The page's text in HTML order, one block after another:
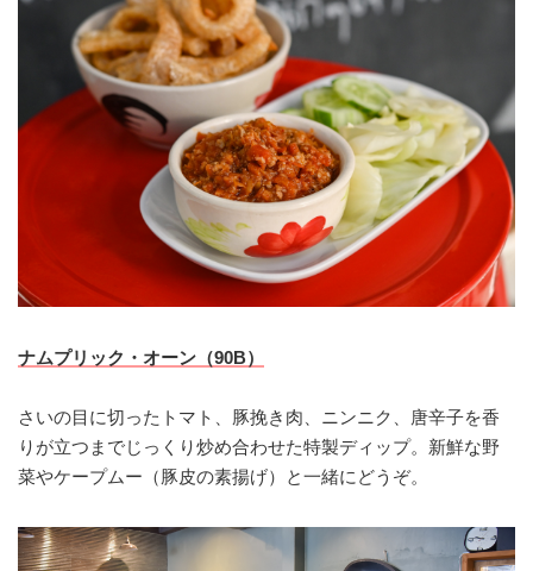
ナムプリック・オーン（90B）
さいの目に切ったトマト、豚挽き肉、ニンニク、唐辛子を香
りが立つまでじっくり炒め合わせた特製ディップ。新鮮な野
菜やケープムー（豚皮の素揚げ）と一緒にどうぞ。